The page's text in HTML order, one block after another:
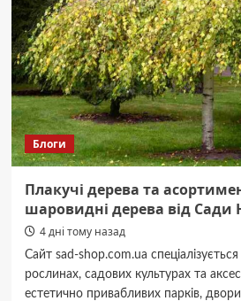
рішень
для
утеплення
приватного
будинку
Блоги
Плакучі дерева та
шаровидні дерева від Сади
4 дні тому назад
Сайт sad-shop.com.ua
рослинах, садових культурах та
естетично привабливих парків,